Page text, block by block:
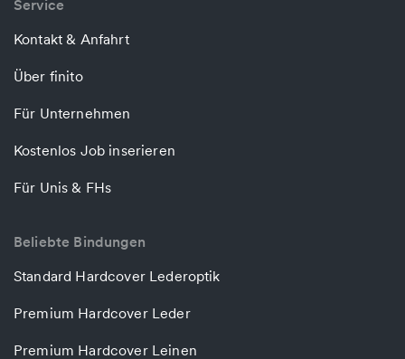
Service
Kontakt & Anfahrt
Über finito
Für Unternehmen
Kostenlos Job inserieren
Für Unis & FHs
Beliebte Bindungen
Standard Hardcover Lederoptik
Premium Hardcover Leder
Premium Hardcover Leinen